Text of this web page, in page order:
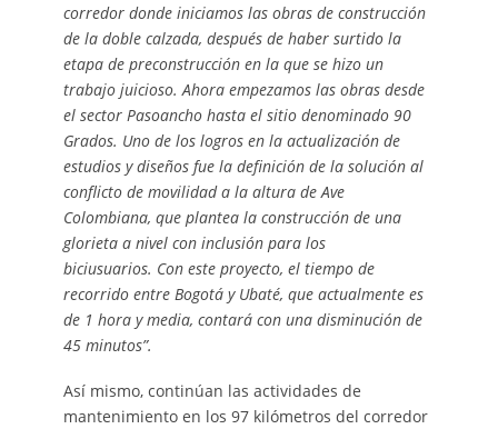
corredor donde iniciamos las obras de construcción
de la doble calzada, después de haber surtido la
etapa de preconstrucción en la que se hizo un
trabajo juicioso. Ahora empezamos las obras desde
el sector Pasoancho hasta el sitio denominado 90
Grados. Uno de los logros en la actualización de
estudios y diseños fue la definición de la solución al
conflicto de movilidad a la altura de Ave
Colombiana, que plantea la construcción de una
glorieta a nivel con inclusión para los
biciusuarios. Con este proyecto, el tiempo de
recorrido entre Bogotá y Ubaté, que actualmente es
de 1 hora y media, contará con una disminución de
45 minutos”.
Así mismo, continúan las actividades de
mantenimiento en los 97 kilómetros del corredor